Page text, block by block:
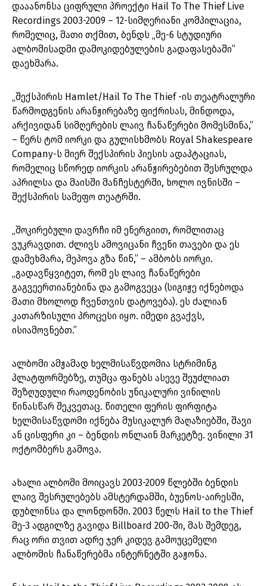
დააანონსა ციფრული პროექტი Hail To The Thief Live
Recordings 2003-2009 – 12-სიმღერიანი კომპილაცია,
რომელიც, მათი თქმით, ბენდს „მე-6 სტუდიური
ალბომისადმი დამოკიდებულების გადაფასებაში”
დაეხმარა.
„შექსპირის Hamlet/Hail To The Thief -ის თეატრალური
წარმოდგენის არანჟირებაზე ფიქრისას, მინდოდა,
არქივიდან სიმღერების ლაივ ჩანაწერები მომესმინა,”
– წერს ტომ იორკი და გულისხმობს Royal Shakespeare
Company-ს მიერ შექსპირის პიესის ადაპტაციას,
რომელიც სწორედ იორკის არანჟირებებით შესრულდა
აპრილსა და მაისში მანჩესტერში, ხოლო ივნისში –
შექსპირის სამეფო თეატრში.
„შოკირებული დავრჩი იმ ენერგიით, რომლითაც
ვუკრავდით. ძლივს ამოვიცანი ჩვენი თავები და ეს
დამეხმარა, მეპოვა გზა წინ,” – ამბობს იორკი.
„გადავწყვიტეთ, რომ ეს ლაივ ჩანაწერები
გაგვეერთიანებინა და გამოგვეცა (სიგიჟე იქნებოდა
მათი მხოლოდ ჩვენთვის დატოვება). ეს ძალიან
კათარზისული პროცესი იყო. იმედი გვაქვს,
ისიამოვნებთ.”
ალბომი ამჟამად ხელმისაწვდომია სტრიმინგ
პლატფორმებზე, თუმცა ფანებს ასევე შეუძლიათ
შეზღუდული რაოდენობის უნიკალური ვინილის
წინასწარ შეკვეთაც. წითელი ფერის ფირფიტა
ხელმისაწვდომი იქნება მუსიკალურ მაღაზიებში, შავი
ან ცისფერი კი – ბენდის ონლაინ მარკეტზე. ვინილი 31
ოქტომბერს გამოვა.
ახალი ალბომი მოიცავს 2003-2009 წლებში ბენდის
ლაივ შესრულებებს ამსტერდამში, ბუენოს-აირესში,
დუბლინსა და ლონდონში. 2003 წელს Hail to the Thief
მე-3 ადგილზე გავიდა Billboard 200-ში, მას შემდეგ,
რაც ორი თვით ადრე ჯერ კიდევ გამოუცემელი
ალბომის ჩანაწერებმა ინტერნეტში გაჟონა.